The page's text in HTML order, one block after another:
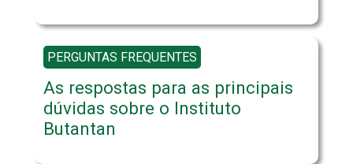
PERGUNTAS FREQUENTES
As respostas para as principais
dúvidas sobre o Instituto
Butantan